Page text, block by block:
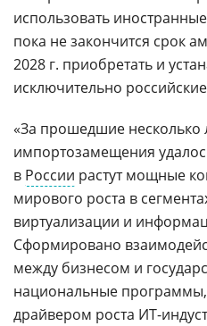
использовать
пока не закончится срок
2028 г. приобретать и
исключительно
«За прошедшие несколько
импортозамещения
в России растут мощные
мирового роста в
виртуализации и
Сформировано
между бизнесом и
национальные
драйвером роста ИТ-